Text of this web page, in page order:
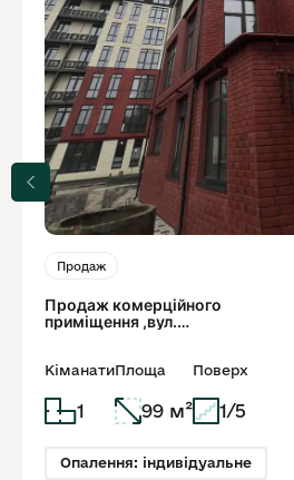
Продаж
Продаж комерційного
приміщення ,вул.
Кіманати
1
Площа
99 м²
Поверх
1/5
Опалення: індивідуальне